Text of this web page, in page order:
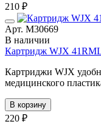
210 ₽
Арт. М30669
В наличии
Картридж WJX
Картриджи WJX
медицинского
В корзину
220 ₽